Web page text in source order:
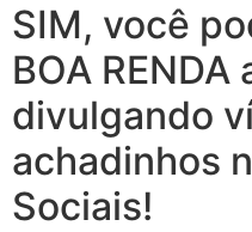
SIM, você
BOA RENDA
divulgando
achadinhos
Sociais!